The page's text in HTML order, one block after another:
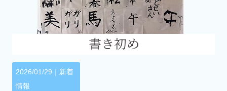
書き初め
2026/01/29｜ 新着
情報